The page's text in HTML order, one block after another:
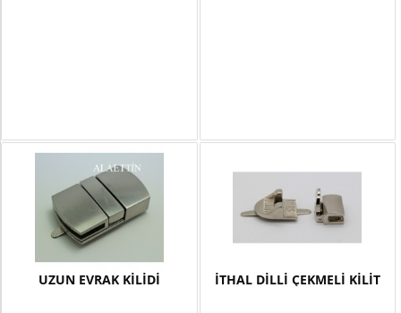
UZUN EVRAK KİLİDİ İTHAL DİLLİ ÇEKMELİ KİLİT